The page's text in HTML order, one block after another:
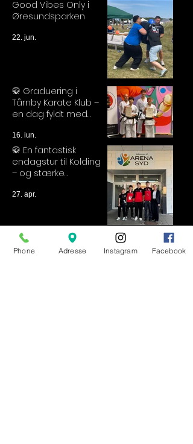
Good Vibes Only i
Øresundsparken
22. jun.
🥋 Graduering i
Tårnby Karate Klub –
en dag fyldt med
præstationer
16. jun.
🥋 En fantastisk
endagstur til Kolding
– og stærke
27. apr.
Phone Adresse Instagram Facebook